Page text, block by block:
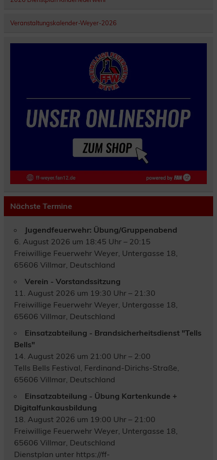
Veranstaltungskalender-Weyer-2026
Nächste Termine
Jugendfeuerwehr: Übung/Gruppenabend
6. August 2026 um 18:45 Uhr – 20:15
Freiwillige Feuerwehr Weyer, Untergasse 18,
65606 Villmar, Deutschland
Verein - Vorstandssitzung
11. August 2026 um 19:30 Uhr – 21:30
Freiwillige Feuerwehr Weyer, Untergasse 18,
65606 Villmar, Deutschland
Einsatzabteilung - Brandsicherheitsdienst "Tells
Bells"
14. August 2026 um 21:00 Uhr – 2:00
Tells Bells Festival, Ferdinand-Dirichs-Straße,
65606 Villmar, Deutschland
Einsatzabteilung - Übung Kartenkunde +
Digitalfunkausbildung
18. August 2026 um 19:00 Uhr – 21:00
Freiwillige Feuerwehr Weyer, Untergasse 18,
65606 Villmar, Deutschland
Dienstplan unter https://ff-